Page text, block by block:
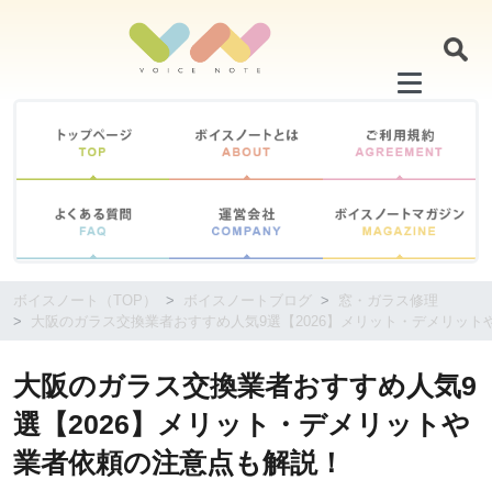
ボイスノート（TOP） ボイスノートブログ
窓・ガラス修理
大阪のガラス交換業者おすすめ人気9選【2026】メリット・デメリット
大阪のガラス交換業者おすすめ人気9
選【2026】メリット・デメリットや
業者依頼の注意点も解説！